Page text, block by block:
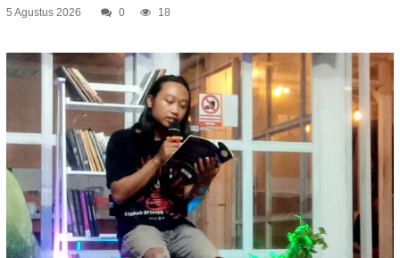
5 Agustus 2026 0 18